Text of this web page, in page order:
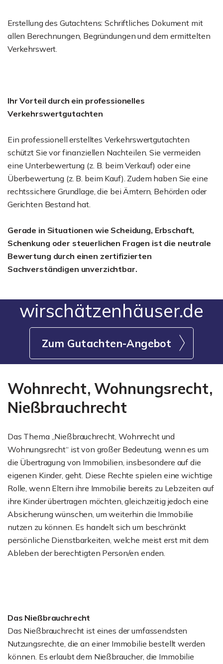
Erstellung des Gutachtens: Schriftliches Dokument mit
allen Berechnungen, Begründungen und dem ermittelten
Verkehrswert.
Ihr Vorteil durch ein professionelles
Verkehrswertgutachten
Ein professionell erstelltes Verkehrswertgutachten
schützt Sie vor finanziellen Nachteilen. Sie vermeiden
eine Unterbewertung (z. B. beim Verkauf) oder eine
Überbewertung (z. B. beim Kauf). Zudem haben Sie eine
rechtssichere Grundlage, die bei Ämtern, Behörden oder
Gerichten Bestand hat.
Gerade in Situationen wie Scheidung, Erbschaft,
Schenkung oder steuerlichen Fragen ist die neutrale
Bewertung durch einen zertifizierten
Sachverständigen unverzichtbar.
wirschätzenhäuser.de
Zum Gutachten-Angebot
Wohnrecht, Wohnungsrecht,
Nießbrauchrecht
Das Thema „Nießbrauchrecht, Wohnrecht und
Wohnungsrecht“ ist von großer Bedeutung, wenn es um
die Übertragung von Immobilien, insbesondere auf die
eigenen Kinder, geht. Diese Rechte spielen eine wichtige
Rolle, wenn Eltern ihre Immobilie bereits zu Lebzeiten auf
ihre Kinder übertragen möchten, gleichzeitig jedoch eine
Absicherung wünschen, um weiterhin die Immobilie
nutzen zu können. Es handelt sich um beschränkt
persönliche Dienstbarkeiten, welche meist erst mit dem
Ableben der berechtigten Person/en enden.
Das Nießbrauchrecht
Das Nießbrauchrecht ist eines der umfassendsten
Nutzungsrechte, die an einer Immobilie bestellt werden
können. Es erlaubt dem Nießbraucher, die Immobilie